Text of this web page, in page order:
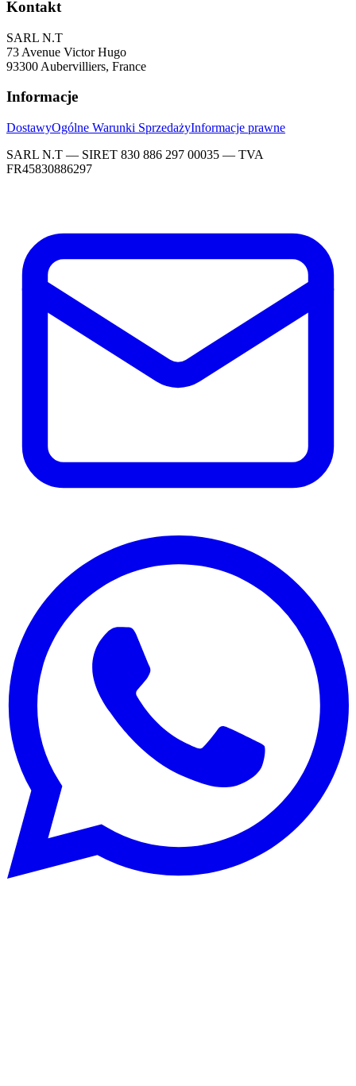
Kontakt
SARL N.T
73 Avenue Victor Hugo
93300 Aubervilliers, France
Informacje
DostawyOgólne Warunki SprzedażyInformacje prawne
SARL N.T — SIRET 830 886 297 00035 — TVA
FR45830886297